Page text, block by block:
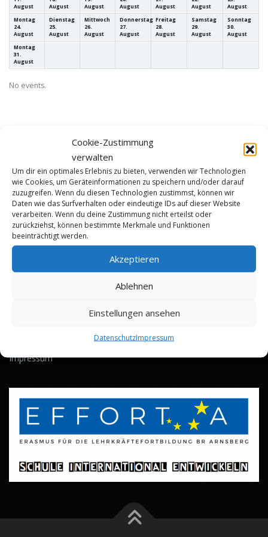
Cookie-Zustimmung
verwalten
Um dir ein optimales Erlebnis zu bieten, verwenden wir Technologien
wie Cookies, um Geräteinformationen zu speichern und/oder darauf
zuzugreifen. Wenn du diesen Technologien zustimmst, können wir
Daten wie das Surfverhalten oder eindeutige IDs auf dieser Website
verarbeiten. Wenn du deine Zustimmung nicht erteilst oder
zurückziehst, können bestimmte Merkmale und Funktionen
beeinträchtigt werden.
Akzeptieren
Ablehnen
Einstellungen ansehen
DatenschutzImpressum
August
August
August
August
August
August
August
Montag
24.
August
Dienstag
25.
August
Mittwoch
26.
August
Donnerstag
27.
August
Freitag
28.
August
Samstag
29.
August
Sonntag
30.
August
Montag
31.
August
No events.
Talschule
Hohenhöveler Straße 31
59075 Hamm
Sekretariat (Dienstag & Donnerstag)
Fax: 02381 9724664
Impressum